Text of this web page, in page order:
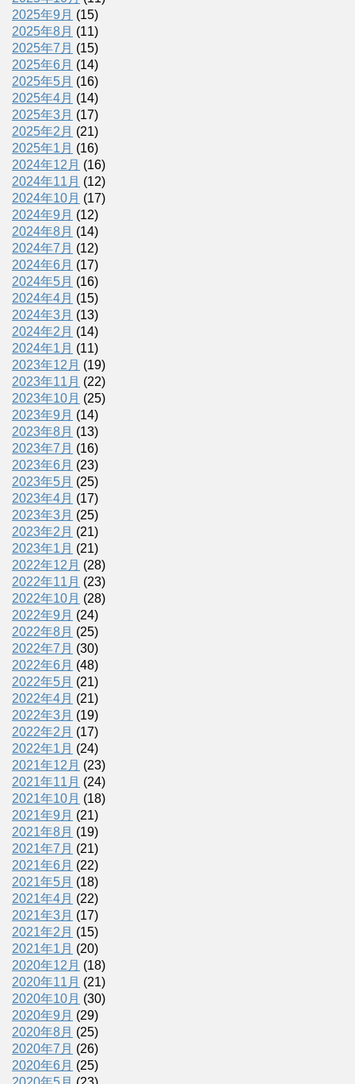
2025年9月 (15)
2025年8月 (11)
2025年7月 (15)
2025年6月 (14)
2025年5月 (16)
2025年4月 (14)
2025年3月 (17)
2025年2月 (21)
2025年1月 (16)
2024年12月 (16)
2024年11月 (12)
2024年10月 (17)
2024年9月 (12)
2024年8月 (14)
2024年7月 (12)
2024年6月 (17)
2024年5月 (16)
2024年4月 (15)
2024年3月 (13)
2024年2月 (14)
2024年1月 (11)
2023年12月 (19)
2023年11月 (22)
2023年10月 (25)
2023年9月 (14)
2023年8月 (13)
2023年7月 (16)
2023年6月 (23)
2023年5月 (25)
2023年4月 (17)
2023年3月 (25)
2023年2月 (21)
2023年1月 (21)
2022年12月 (28)
2022年11月 (23)
2022年10月 (28)
2022年9月 (24)
2022年8月 (25)
2022年7月 (30)
2022年6月 (48)
2022年5月 (21)
2022年4月 (21)
2022年3月 (19)
2022年2月 (17)
2022年1月 (24)
2021年12月 (23)
2021年11月 (24)
2021年10月 (18)
2021年9月 (21)
2021年8月 (19)
2021年7月 (21)
2021年6月 (22)
2021年5月 (18)
2021年4月 (22)
2021年3月 (17)
2021年2月 (15)
2021年1月 (20)
2020年12月 (18)
2020年11月 (21)
2020年10月 (30)
2020年9月 (29)
2020年8月 (25)
2020年7月 (26)
2020年6月 (25)